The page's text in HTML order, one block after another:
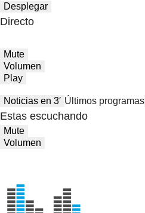
Desplegar
Directo
Mute
Volumen
Play
Noticias en 3′ Últimos programas
Estas escuchando
Mute
Volumen